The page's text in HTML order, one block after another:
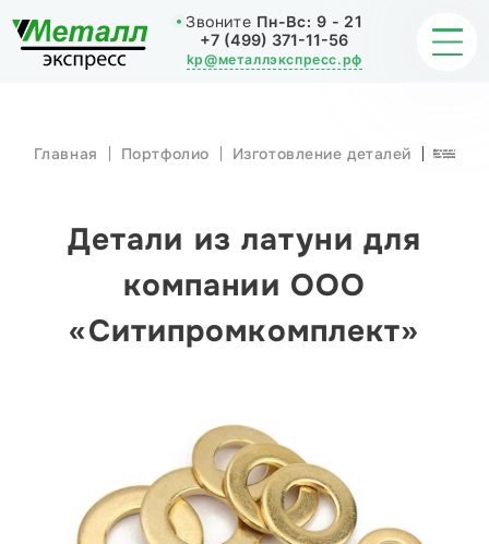
Звоните Пн-Вс: 9 - 21
+7 (499) 371-11-56
kp@металлэкспресс.рф
ОБРАБОТКА МЕТАЛЛА
ИЗДЕЛИЯ
НАШИ РАБОТЫ
СТАТЬИ
Главная Портфолио Изготовление деталей Детали из латуни
для компании ООО
«Ситипромкомплект»
Детали из латуни для
компании ООО
«Ситипромкомплект»